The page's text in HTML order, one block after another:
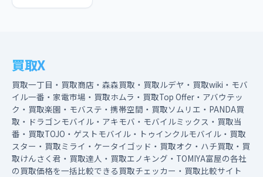
買取X
買取一丁目・買取商店・森森買取・買取ルデヤ・買取wiki・モバ
イル一番・家電市場・買取ホムラ・買取Top Offer・アバウテッ
ク・買取楽園・モバステ・携帯空間・買取ソムリエ・PANDA買
取・ドラゴンモバイル・アキモバ・モバイルミックス・買取当
番・買取TOJO・ゲストモバイル・トゥインクルモバイル・買取
スター・買取ミライ・ケータイゴッド・買取オク・ハチ買取・買
取けんさく君・買取達人・買取エノキング・TOMIYA富屋の各社
の買取価格を一括比較できる買取チェッカー・買取比較サイト